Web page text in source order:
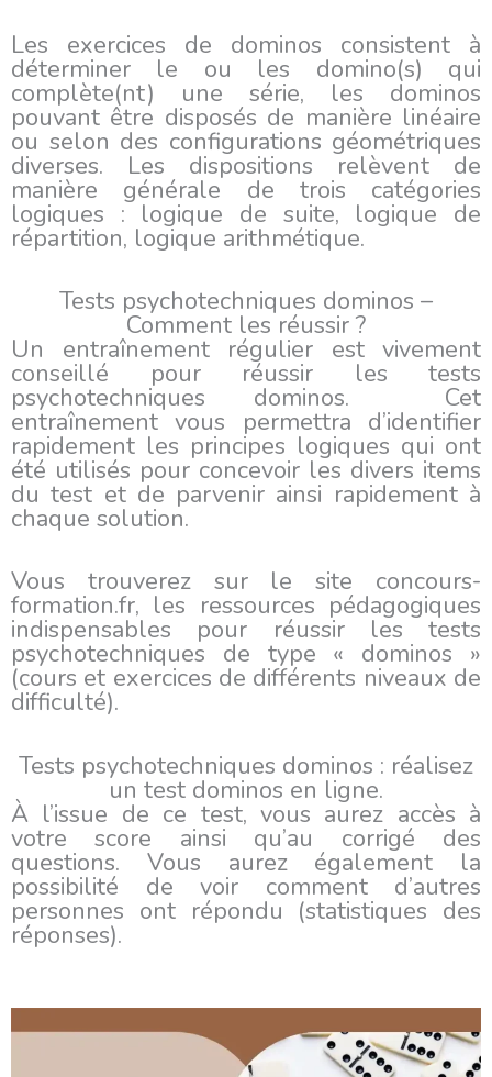
Les exercices de dominos consistent à
déterminer le ou les domino(s) qui
complète(nt) une série, les dominos
pouvant être disposés de manière linéaire
ou selon des configurations géométriques
diverses. Les dispositions relèvent de
manière générale de trois catégories
logiques : logique de suite, logique de
répartition, logique arithmétique.
Tests psychotechniques dominos –
Comment les réussir ?
Un entraînement régulier est vivement
conseillé pour réussir les tests
psychotechniques dominos. Cet
entraînement vous permettra d’identifier
rapidement les principes logiques qui ont
été utilisés pour concevoir les divers items
du test et de parvenir ainsi rapidement à
chaque solution.
Vous trouverez sur le site concours-
formation.fr, les ressources pédagogiques
indispensables pour réussir les tests
psychotechniques de type « dominos »
(cours et exercices de différents niveaux de
difficulté).
Tests psychotechniques dominos : réalisez
un test dominos en ligne.
À l’issue de ce test, vous aurez accès à
votre score ainsi qu’au corrigé des
questions. Vous aurez également la
possibilité de voir comment d’autres
personnes ont répondu (statistiques des
réponses).